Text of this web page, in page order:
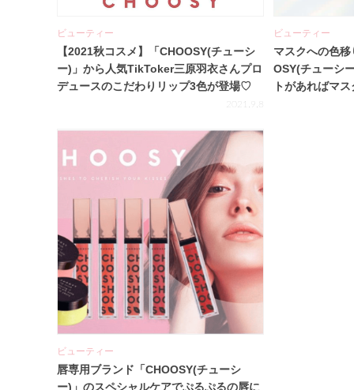
ビューティー
【2021秋コスメ】「CHOOSY(チューシ
ー)」から人気TikToker三原羽衣さんプロ
デュースのこだわりリップ3色が登場♡
2021.9.8
ビューティー
マスクへの色
OSY(チューシ
トがあればマ
ビューティー
唇専用ブランド「CHOOSY(チューシ
ー)」のスペシャルケアでぷるぷるの唇に